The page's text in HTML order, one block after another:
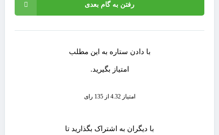
رفتن به گام بعدی
با دادن ستاره به این مطلب
امتیاز بگیرید.
امتیاز 4.32 از 135 رای
با دیگران به اشتراک بگذارید تا